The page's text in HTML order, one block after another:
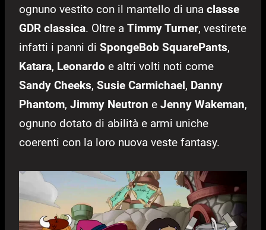
ognuno vestito con il mantello di una classe
GDR classica. Oltre a Timmy Turner, vestirete
infatti i panni di SpongeBob SquarePants,
Katara, Leonardo e altri volti noti come
Sandy Cheeks, Susie Carmichael, Danny
Phantom, Jimmy Neutron e Jenny Wakeman,
ognuno dotato di abilità e armi uniche
coerenti con la loro nuova veste fantasy.